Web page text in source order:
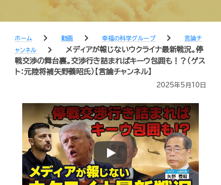
ホーム chevron_right 動画 chevron_right 幸福の科学グループ chevron_right
言論チ
ャンネル
chevron_right
メディアが報じないウクライナ最新戦況。停
戦交渉の舞台裏。交渉行き詰まればキーウ包囲も！？（ゲス
ト：元陸将補矢野義昭氏）【言論チャンネル】
2025年5月10日
Play